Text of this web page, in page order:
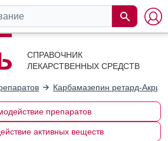
СПРАВОЧНИК
ЛЕКАРСТВЕННЫХ СРЕДСТВ
Карбамазепин ретард-
препаратов
активных веществ